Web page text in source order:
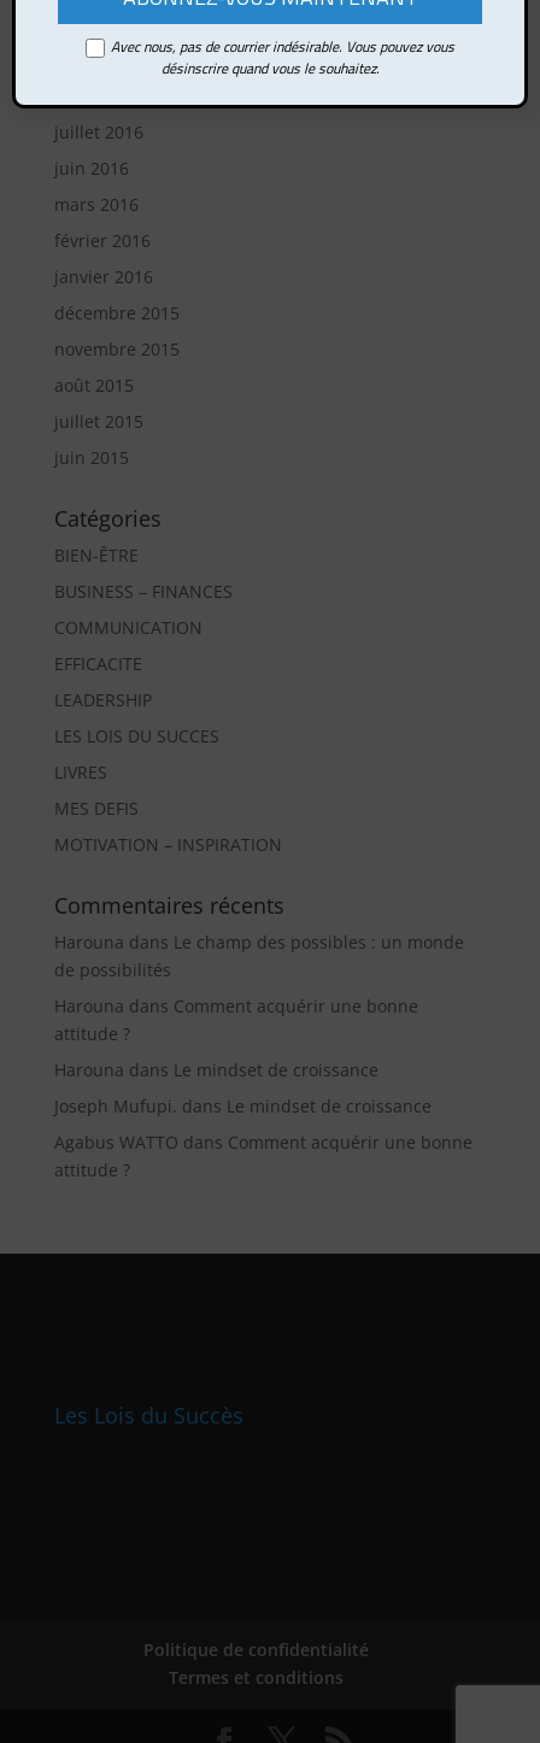
octobre 2016
septembre 2016
juillet 2016
juin 2016
mars 2016
février 2016
janvier 2016
décembre 2015
novembre 2015
août 2015
juillet 2015
juin 2015
Catégories
BIEN-ÊTRE
BUSINESS – FINANCES
COMMUNICATION
EFFICACITE
LEADERSHIP
LES LOIS DU SUCCES
LIVRES
MES DEFIS
MOTIVATION – INSPIRATION
Commentaires récents
Harouna dans Le champ des possibles : un monde
de possibilités
Harouna dans Comment acquérir une bonne
attitude ?
Harouna dans Le mindset de croissance
Joseph Mufupi. dans Le mindset de croissance
Agabus WATTO dans Comment acquérir une bonne
attitude ?
Les Lois du Succès
Politique de confidentialité
Termes et conditions
Avec nous, pas de courrier indésirable. Vous pouvez vous
désinscrire quand vous le souhaitez.